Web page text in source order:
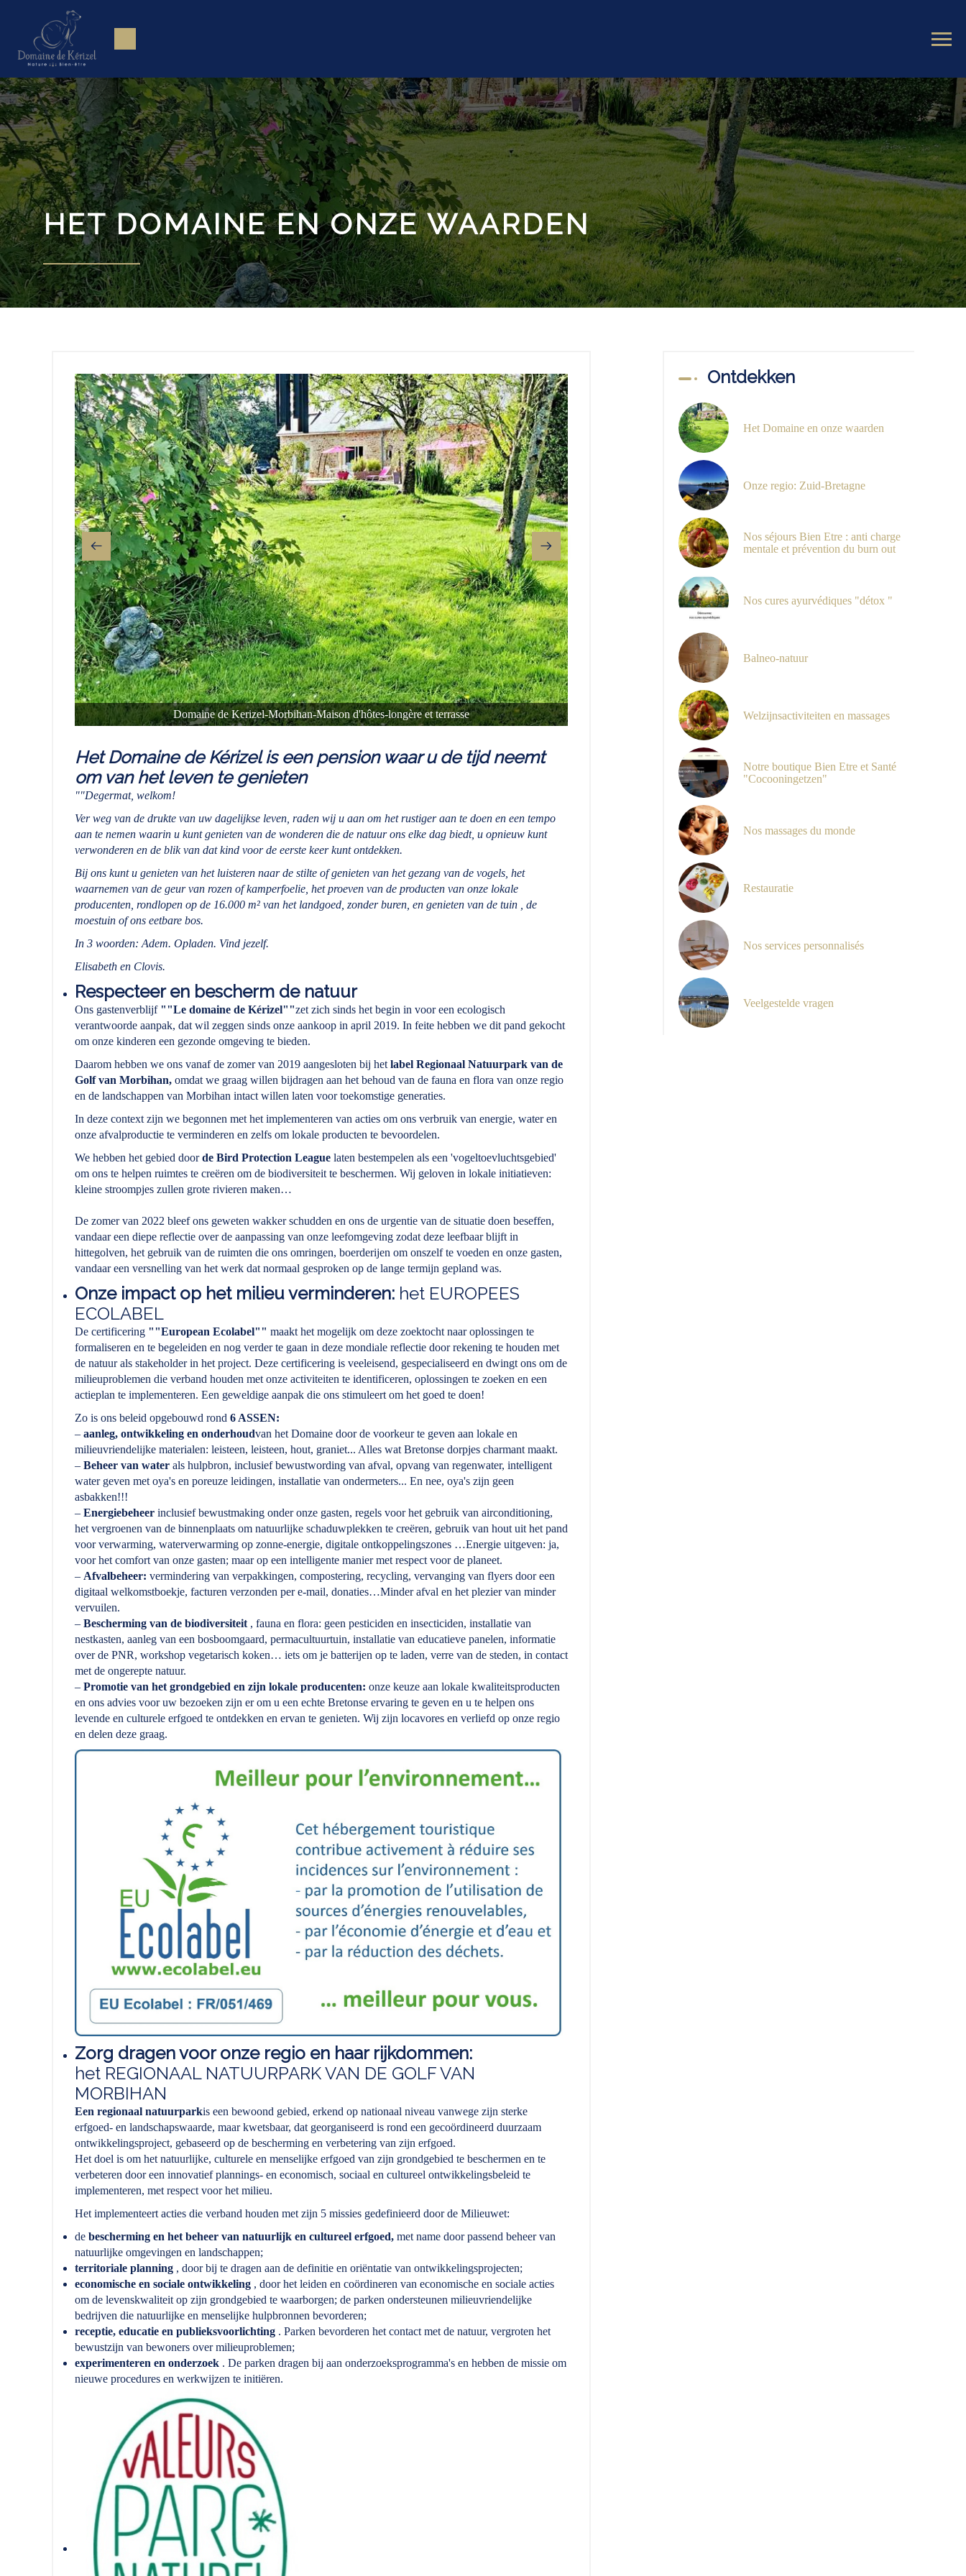
HET DOMAINE EN ONZE WAARDEN
Domaine de Kerizel-Morbihan-Maison d'hôtes-longère et terrasse jardin maison d'hôtes morbihan bretagne séjour bien être cure
Het Domaine de Kérizel is een pension waar u de tijd neemt
om van het leven te genieten
""Degermat, welkom!
Ver weg van de drukte van uw dagelijkse leven, raden wij u aan om het rustiger aan te doen en een tempo
aan te nemen waarin u kunt genieten van de wonderen die de natuur ons elke dag biedt, u opnieuw kunt
verwonderen en de blik van dat kind voor de eerste keer kunt ontdekken.
Bij ons kunt u genieten van het luisteren naar de stilte of genieten van het gezang van de vogels, het
waarnemen van de geur van rozen of kamperfoelie, het proeven van de producten van onze lokale
producenten, rondlopen op de 16.000 m² van het landgoed, zonder buren, en genieten van de tuin , de
moestuin of ons eetbare bos.
In 3 woorden: Adem. Opladen. Vind jezelf.
Elisabeth en Clovis.
Respecteer en bescherm de natuur
Ons gastenverblijf ""Le domaine de Kérizel""zet zich sinds het begin in voor een ecologisch
verantwoorde aanpak, dat wil zeggen sinds onze aankoop in april 2019. In feite hebben we dit pand gekocht
om onze kinderen een gezonde omgeving te bieden.
Daarom hebben we ons vanaf de zomer van 2019 aangesloten bij het label Regionaal Natuurpark van de
Golf van Morbihan, omdat we graag willen bijdragen aan het behoud van de fauna en flora van onze regio
en de landschappen van Morbihan intact willen laten voor toekomstige generaties.
In deze context zijn we begonnen met het implementeren van acties om ons verbruik van energie, water en
onze afvalproductie te verminderen en zelfs om lokale producten te bevoordelen.
We hebben het gebied doorde Bird Protection League laten bestempelen als een 'vogeltoevluchtsgebied'
om ons te helpen ruimtes te creëren om de biodiversiteit te beschermen. Wij geloven in lokale initiatieven:
kleine stroompjes zullen grote rivieren maken…
De zomer van 2022 bleef ons geweten wakker schudden en ons de urgentie van de situatie doen beseffen,
vandaar een diepe reflectie over de aanpassing van onze leefomgeving zodat deze leefbaar blijft in
hittegolven, het gebruik van de ruimten die ons omringen, boerderijen om onszelf te voeden en onze gasten,
vandaar een versnelling van het werk dat normaal gesproken op de lange termijn gepland was.
Onze impact op het milieu verminderen: het EUROPEES
ECOLABEL
De certificering ""European Ecolabel"" maakt het mogelijk om deze zoektocht naar oplossingen te
formaliseren en te begeleiden en nog verder te gaan in deze mondiale reflectie door rekening te houden met
de natuur als stakeholder in het project. Deze certificering is veeleisend, gespecialiseerd en dwingt ons om de
milieuproblemen die verband houden met onze activiteiten te identificeren, oplossingen te zoeken en een
actieplan te implementeren. Een geweldige aanpak die ons stimuleert om het goed te doen!
Zo is ons beleid opgebouwd rond 6 ASSEN:
– aanleg, ontwikkeling en onderhoudvan het Domaine door de voorkeur te geven aan lokale en
milieuvriendelijke materialen: leisteen, leisteen, hout, graniet... Alles wat Bretonse dorpjes charmant maakt.
– Beheer van water als hulpbron, inclusief bewustwording van afval, opvang van regenwater, intelligent
water geven met oya's en poreuze leidingen, installatie van ondermeters... En nee, oya's zijn geen
asbakken!!!
– Energiebeheer inclusief bewustmaking onder onze gasten, regels voor het gebruik van airconditioning,
het vergroenen van de binnenplaats om natuurlijke schaduwplekken te creëren, gebruik van hout uit het pand
voor verwarming, waterverwarming op zonne-energie, digitale ontkoppelingszones …Energie uitgeven: ja,
voor het comfort van onze gasten; maar op een intelligente manier met respect voor de planeet.
– Afvalbeheer: vermindering van verpakkingen, compostering, recycling, vervanging van flyers door een
digitaal welkomstboekje, facturen verzonden per e-mail, donaties…Minder afval en het plezier van minder
vervuilen.
– Bescherming van de biodiversiteit , fauna en flora: geen pesticiden en insecticiden, installatie van
nestkasten, aanleg van een bosboomgaard, permacultuurtuin, installatie van educatieve panelen, informatie
over de PNR, workshop vegetarisch koken… iets om je batterijen op te laden, verre van de steden, in contact
met de ongerepte natuur.
– Promotie van het grondgebied en zijn lokale producenten: onze keuze aan lokale kwaliteitsproducten
en ons advies voor uw bezoeken zijn er om u een echte Bretonse ervaring te geven en u te helpen ons
levende en culturele erfgoed te ontdekken en ervan te genieten. Wij zijn locavores en verliefd op onze regio
en delen deze graag.
Zorg dragen voor onze regio en haar rijkdommen:
het REGIONAAL NATUURPARK VAN DE GOLF VAN
MORBIHAN
Een regionaal natuurparkis een bewoond gebied, erkend op nationaal niveau vanwege zijn sterke
erfgoed- en landschapswaarde, maar kwetsbaar, dat georganiseerd is rond een gecoördineerd duurzaam
ontwikkelingsproject, gebaseerd op de bescherming en verbetering van zijn erfgoed.
Het doel is om het natuurlijke, culturele en menselijke erfgoed van zijn grondgebied te beschermen en te
verbeteren door een innovatief plannings- en economisch, sociaal en cultureel ontwikkelingsbeleid te
implementeren, met respect voor het milieu.
Het implementeert acties die verband houden met zijn 5 missies gedefinieerd door de Milieuwet:
de bescherming en het beheer van natuurlijk en cultureel erfgoed, met name door passend beheer van
natuurlijke omgevingen en landschappen;
territoriale planning , door bij te dragen aan de definitie en oriëntatie van ontwikkelingsprojecten;
economische en sociale ontwikkeling , door het leiden en coördineren van economische en sociale acties
om de levenskwaliteit op zijn grondgebied te waarborgen; de parken ondersteunen milieuvriendelijke
bedrijven die natuurlijke en menselijke hulpbronnen bevorderen;
receptie, educatie en publieksvoorlichting . Parken bevorderen het contact met de natuur, vergroten het
bewustzijn van bewoners over milieuproblemen;
experimenteren en onderzoek . De parken dragen bij aan onderzoeksprogramma's en hebben de missie om
nieuwe procedures en werkwijzen te initiëren.
Ontdekken
Het Domaine en onze waarden
Onze regio: Zuid-Bretagne
Nos séjours Bien Etre : anti charge
mentale et prévention du burn out
Nos cures ayurvédiques "détox "
Balneo-natuur
Welzijnsactiviteiten en massages
Notre boutique Bien Etre et Santé
"Cocooningetzen"
Nos massages du monde
Restauratie
Nos services personnalisés
Veelgestelde vragen